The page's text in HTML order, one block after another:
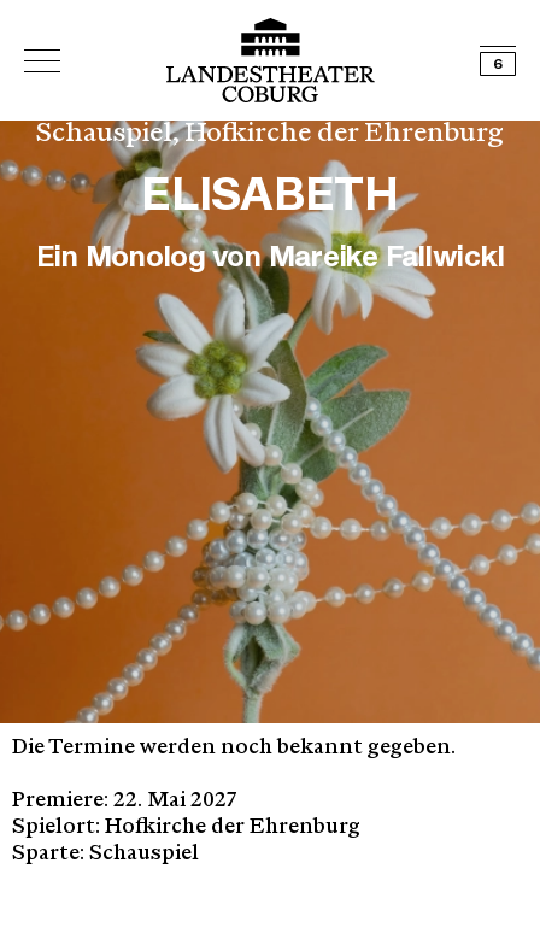
6
Schauspiel, Hofkirche der Ehrenburg
ELISABETH
Ein Monolog von Mareike Fallwickl
Die Termine werden noch bekannt gegeben.
Premiere: 22. Mai 2027
Spielort: Hofkirche der Ehrenburg
Sparte: Schauspiel